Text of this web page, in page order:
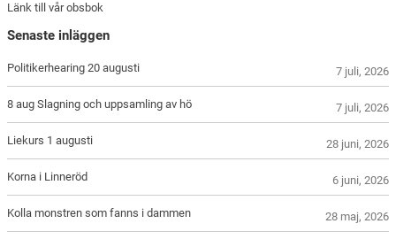
Länk till vår obsbok
Senaste inläggen
Politikerhearing 20 augusti 7 juli, 2026
8 aug Slagning och uppsamling av hö 7 juli, 2026
Liekurs 1 augusti 28 juni, 2026
Korna i Linneröd 6 juni, 2026
Kolla monstren som fanns i dammen 28 maj, 2026